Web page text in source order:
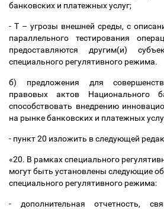
банковских и платежных услуг;
- T – угрозы внешней среды, с
параллельного тестирования
предоставляются другим(и)
специального регулятивного режима.
б) предложения для
правовых актов Национального
способствовать внедрению
на рынке банковских и платежных
- пункт 20 изложить в следующей
«20. В рамках специального
могут быть установлены следующие
специального регулятивного режима:
- дополнительная отчетность,